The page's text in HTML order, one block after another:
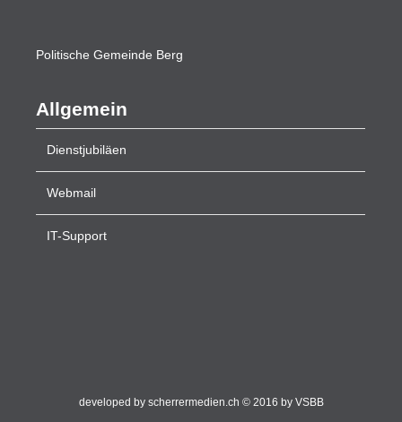
Politische Gemeinde Berg
Allgemein
Dienstjubiläen
Webmail
IT-Support
developed by scherrermedien.ch © 2016 by VSBB